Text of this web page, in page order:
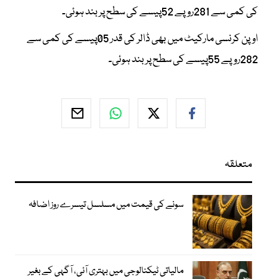
کی کمی سے 281روپے 52پیسے کی سطح پر بند ہوئی۔
اوپن کرنسی مارکیٹ میں بھی ڈالر کی قدر 05پیسے کی کمی سے
282روپے 55پیسے کی سطح پر بند ہوئی۔
متعلقہ
سونے کی قیمت میں مسلسل تیسرے روز اضافہ
مالیاتی ٹیکنالوجی میں بہتری آئی، آگہی کے بغیر